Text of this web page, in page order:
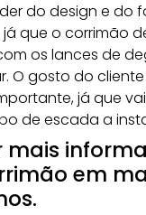
do design e do
que o corrimão
os lances de
O gosto do
já que
de escada a
mais
em